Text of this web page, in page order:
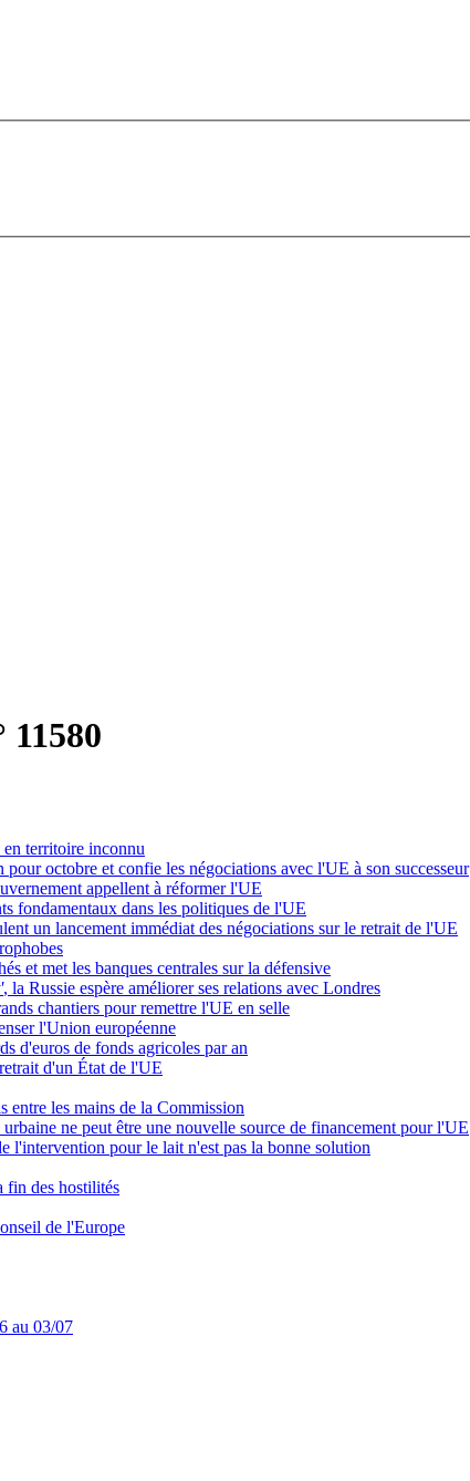
territoire inconnu
octobre et confie les négociations avec l'UE à son successeur
appellent à réformer l'UE
fondamentaux dans les politiques de l'UE
un lancement immédiat des négociations sur le retrait de l'UE
et met les banques centrales sur la défensive
, la Russie espère améliorer ses relations avec Londres
chantiers pour remettre l'UE en selle
l'Union européenne
d'euros de fonds agricoles par an
d'un État de l'UE
entre les mains de la Commission
ne peut être une nouvelle source de financement pour l'UE
l'intervention pour le lait n'est pas la bonne solution
fin des hostilités
de l'Europe
au 03/07